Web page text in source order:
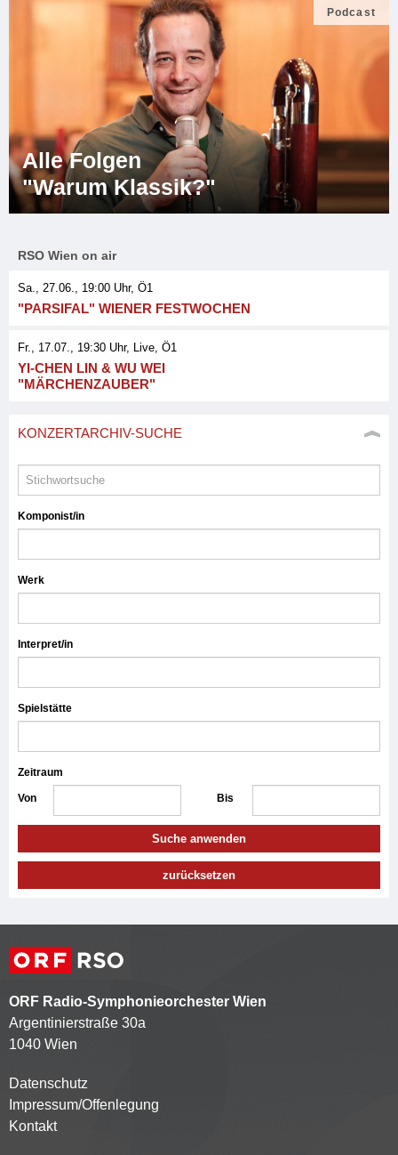
Podcast
Alle Folgen
"Warum Klassik?"
RSO Wien on air
Sa., 27.06., 19:00 Uhr, Ö1
"PARSIFAL" WIENER FESTWOCHEN
Fr., 17.07., 19:30 Uhr, Live, Ö1
YI-CHEN LIN & WU WEI
"MÄRCHENZAUBER"
KONZERTARCHIV-SUCHE
Komponist/in
Werk
Interpret/in
Spielstätte
Zeitraum
Von Bis
Suche anwenden
zurücksetzen
ORF Radio-Symphonieorchester Wien
Argentinierstraße 30a
1040 Wien
Kontaktmenü
Datenschutz
Impressum/Offenlegung
Kontakt